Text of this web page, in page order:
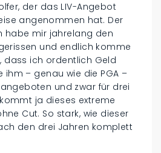
der das LIV-Angebot
angenommen hat. Der
habe mir jahrelang den
und endlich komme
dass ich ordentlich Geld
ihm – genau wie die PGA –
und zwar für drei
ja dieses extreme
Cut. So stark, wie dieser
den drei Jahren komplett